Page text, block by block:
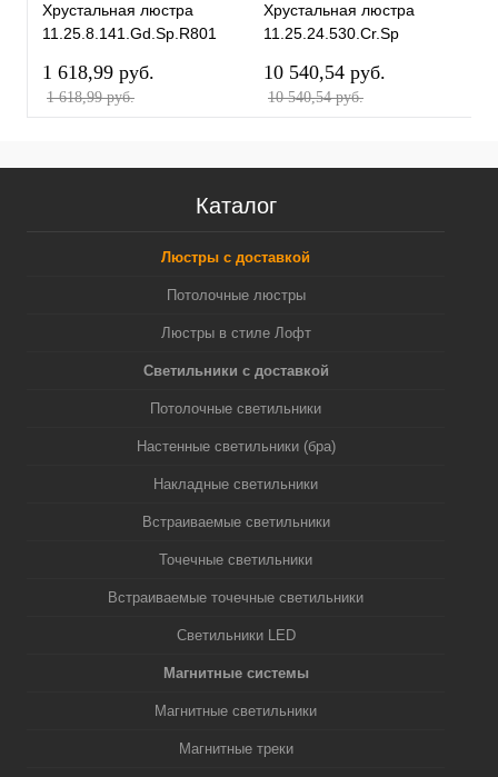
Хрустальная люстра
11.25.8.141.Gd.Sp.R801
1 618,99 pуб.
1 618,99 pуб.
Хрустальная люстра
11.25.24.530.Cr.Sp
10 540,54 pуб.
10 540,54 pуб.
Каталог
Люстры с доставкой
Потолочные люстры
Люстры в стиле Лофт
Светильники с доставкой
Потолочные светильники
Настенные светильники (бра)
Накладные светильники
Встраиваемые светильники
Точечные светильники
Встраиваемые точечные светильники
Светильники LED
Магнитные системы
Магнитные светильники
Магнитные треки